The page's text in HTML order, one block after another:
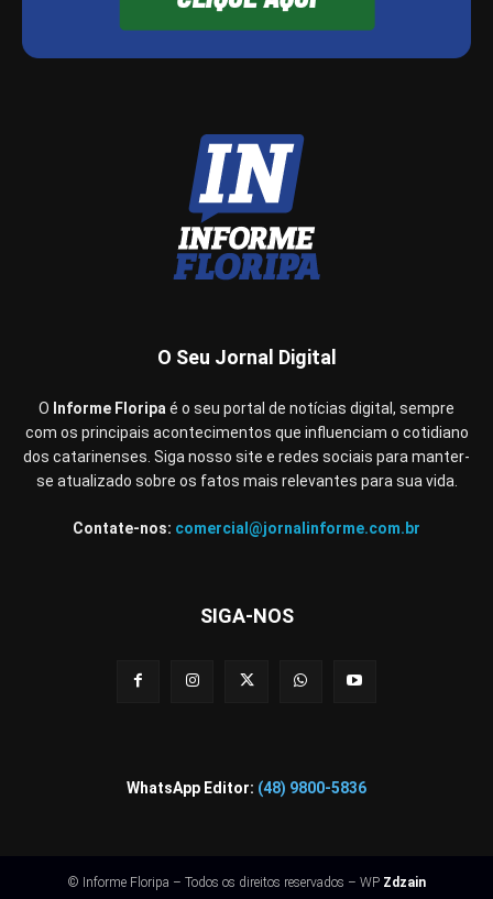
O Seu Jornal Digital
O Informe Floripa é o seu portal de notícias digital, sempre
com os principais acontecimentos que influenciam o cotidiano
dos catarinenses. Siga nosso site e redes sociais para manter-
se atualizado sobre os fatos mais relevantes para sua vida.
Contate-nos: comercial@jornalinforme.com.br
SIGA-NOS
WhatsApp Editor: (48) 9800-5836
© Informe Floripa – Todos os direitos reservados – WP Zdzain